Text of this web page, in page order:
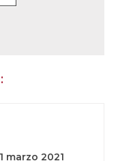
marzo 2021